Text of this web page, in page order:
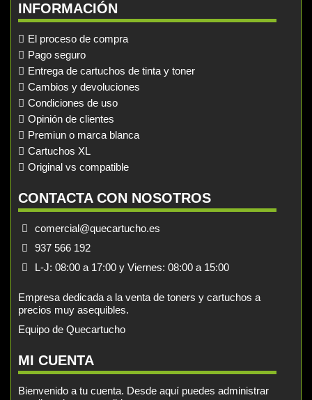
INFORMACIÓN
El proceso de compra
Pago seguro
Entrega de cartuchos de tinta y toner
Cambios y devoluciones
Condiciones de uso
Opinión de clientes
Premiun o marca blanca
Cartuchos XL
Original vs compatible
CONTACTA CON NOSOTROS
comercial@quecartucho.es
937 566 192
L-J: 08:00 a 17:00 y Viernes: 08:00 a 15:00
Empresa dedicada a la venta de toners y cartuchos a
precios muy asequibles.
Equipo de Quecartucho
MI CUENTA
Bienvenido a tu cuenta. Desde aquí puedes administrar